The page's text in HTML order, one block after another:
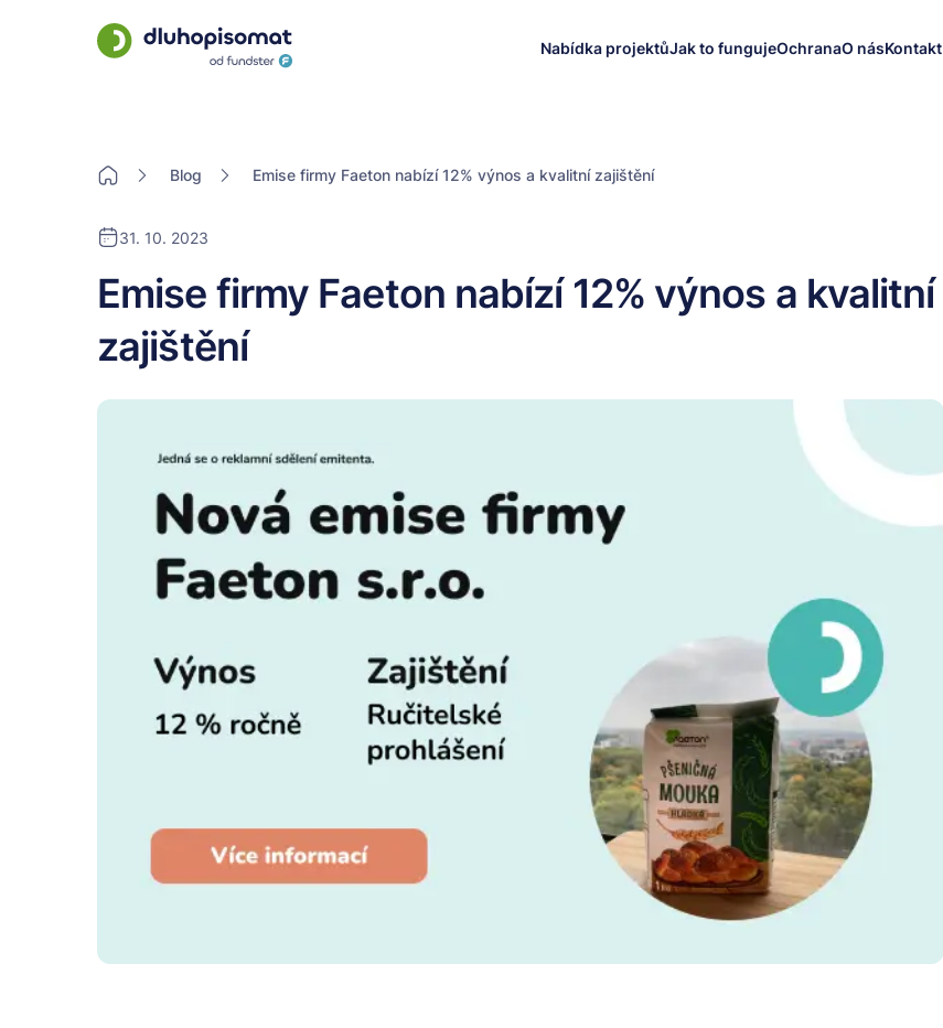
Nabídka projektůJak to fungujeOchranaO násKontakt
Blog Emise firmy Faeton nabízí 12% výnos a kvalitní zajištění
31. 10. 2023
Emise firmy Faeton nabízí 12% výnos a kvalitní
zajištění